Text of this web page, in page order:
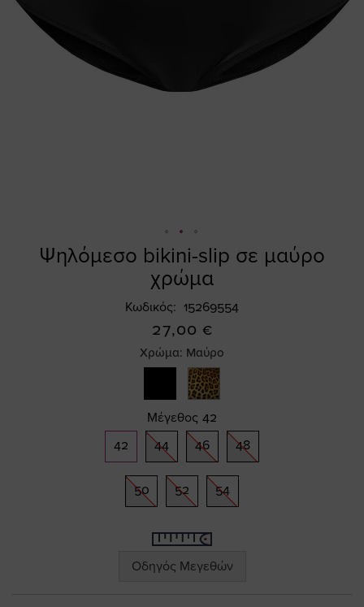
Ψηλόμεσο bikini-slip σε μαύρο
χρώμα
Κωδικός 15269554
27,00 €
Χρώμα: Μαύρο
Μέγεθος 42
42
44 46 48
50 52 54
Οδηγός Μεγεθών